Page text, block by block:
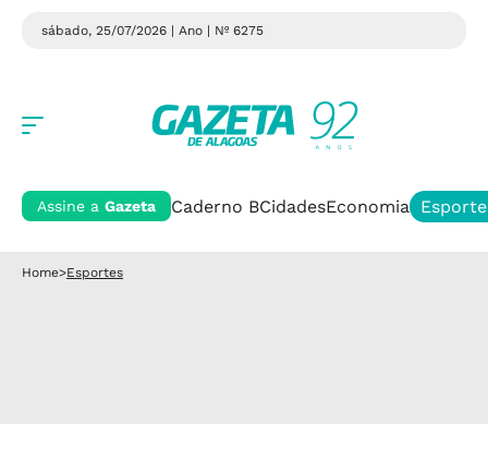
sábado, 25/07/2026 | Ano | Nº 6275
Assine a Gazeta Caderno BCidadesEconomia
Home>Esportes